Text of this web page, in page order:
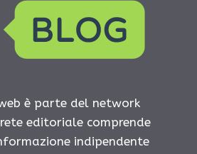
è parte del network
editoriale comprende
indipendente